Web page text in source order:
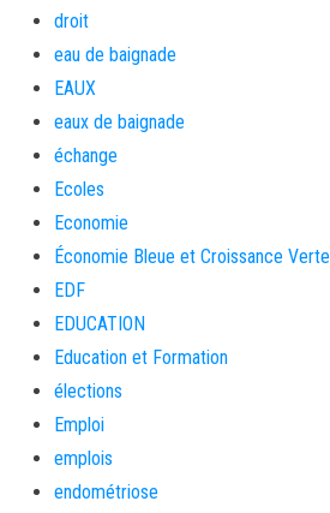
droit
eau de baignade
EAUX
eaux de baignade
échange
Ecoles
Economie
Économie Bleue et Croissance Verte
EDF
EDUCATION
Education et Formation
élections
Emploi
emplois
endométriose